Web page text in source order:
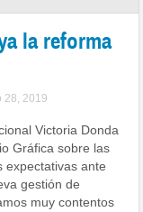
la reforma
28, 2019
Victoria Donda
Gráfica sobre las
expectativas ante
gestión de
muy contentos